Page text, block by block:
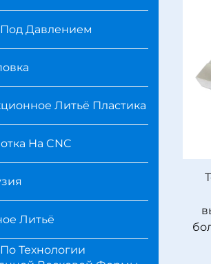
Давлением
Литьё Пластика
На CNC
Литьё
Технологии